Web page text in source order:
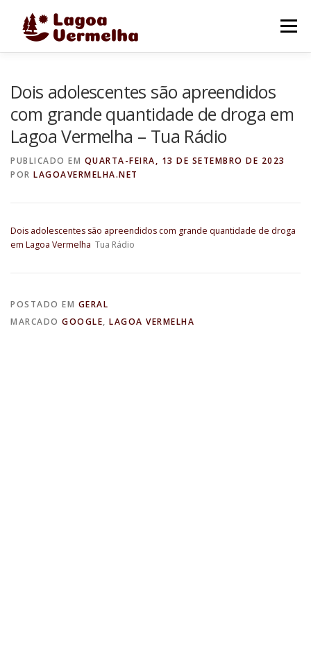
Menu
FALE CONOSCO
Dois adolescentes são apreendidos
com grande quantidade de droga em
Lagoa Vermelha – Tua Rádio
PUBLICADO EM QUARTA-FEIRA, 13 DE SETEMBRO DE 2023
POR LAGOAVERMELHA.NET
Dois adolescentes são apreendidos com grande quantidade de droga
em Lagoa Vermelha Tua Rádio
POSTADO EM GERAL
MARCADO GOOGLE, LAGOA VERMELHA